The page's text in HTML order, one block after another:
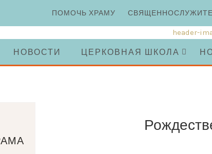
ПОМОЧЬ ХРАМУ
НОВОСТИ ЦЕРКОВНАЯ ШКОЛА